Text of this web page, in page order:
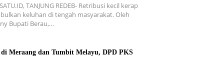
TANJUNG REDEB- Retribusi kecil kerap
keluhan di tengah masyarakat. Oleh
Bupati Berau,…
Meraang dan Tumbit Melayu, DPD PKS